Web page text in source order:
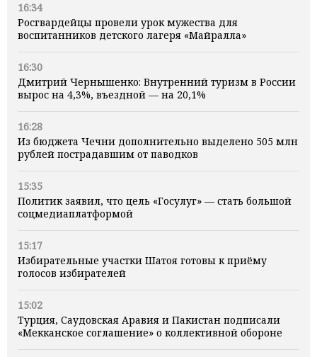
16:34
Росгвардейцы провели урок мужества для
воспитанников детского лагеря «Майралла»
16:30
Дмитрий Чернышенко: Внутренний туризм в России
вырос на 4,3%, въездной — на 20,1%
16:28
Из бюджета Чечни дополнительно выделено 505 млн
рублей пострадавшим от паводков
15:35
Политик заявил, что цель «Госулуг» — стать большой
соцмедиаплатформой
15:17
Избирательные участки Шатоя готовы к приёму
голосов избирателей
15:02
Турция, Саудовская Аравия и Пакистан подписали
«Мекканское соглашение» о коллективной обороне